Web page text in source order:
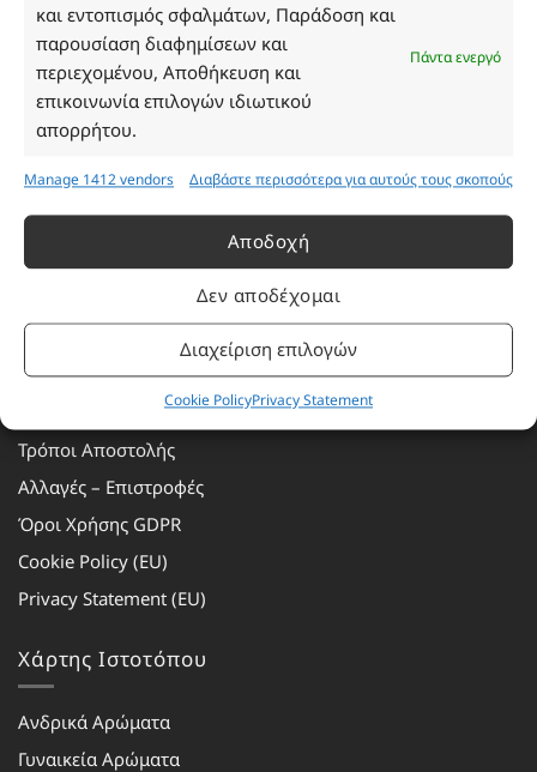
και εντοπισμός σφαλμάτων, Παράδοση και
παρουσίαση διαφημίσεων και
περιεχομένου, Αποθήκευση και
επικοινωνία επιλογών ιδιωτικού
απορρήτου.
Πάντα ενεργό
Manage 1412 vendors Διαβάστε περισσότερα για αυτούς τους σκοπούς
Αποδοχή
Δεν αποδέχομαι
Διαχείριση επιλογών
Cookie PolicyPrivacy Statement
Δευτέρα: 08:30–16:30
Τρίτη: 08:30–16:30
Τετάρτη: 08:30–16:30
Πέμπτη: 08:30–16:30
Παρασκευή: 08:30–16:30
Πρόγραμμα Ανταμοιβής
Επικοινωνία
Τρόποι Πληρωμής
Τρόποι Αποστολής
Αλλαγές – Επιστροφές
Όροι Χρήσης GDPR
Cookie Policy (EU)
Privacy Statement (EU)
Χάρτης Ιστοτόπου
Ανδρικά Αρώματα
Γυναικεία Αρώματα